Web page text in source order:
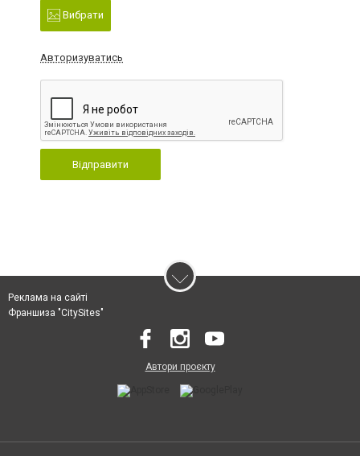
Вибрати
Авторизуватись
Відправити
Реклама на сайті
Франшиза "CitySites"
Автори проєкту